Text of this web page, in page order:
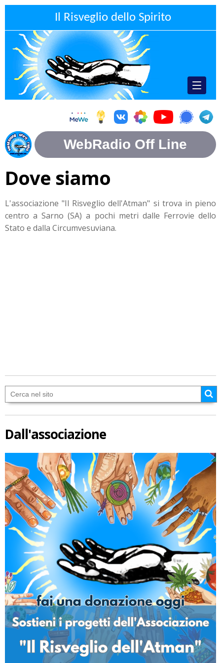
Il Risveglio dello Spirito
Dove siamo
L'associazione "Il Risveglio dell'Atman" si trova in pieno
centro a Sarno (SA) a pochi metri dalle Ferrovie dello
Stato e dalla Circumvesuviana.
Dall'associazione